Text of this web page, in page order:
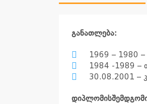
განათლება:
1969 – 1980 –
1984 -1989 –
30.08.2001 –